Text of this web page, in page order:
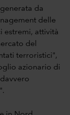
da
delle
estremi, attività
del
terroristici",
azionario di